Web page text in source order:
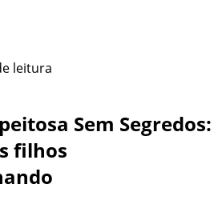
leitura
Sem Segredos:
filhos